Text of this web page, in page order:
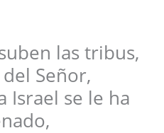
las tribus,
Señor,
Israel se le ha